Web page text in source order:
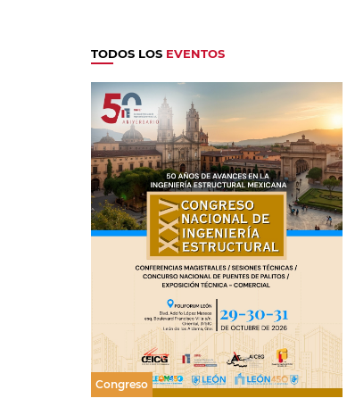
TODOS LOS EVENTOS
Congreso